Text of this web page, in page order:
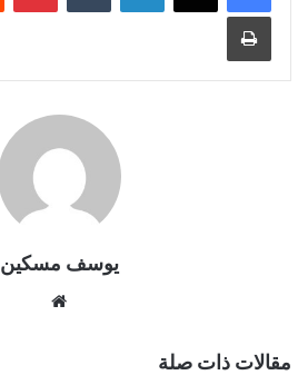
طباعة
يوسف مسكين
مقالات ذات صلة